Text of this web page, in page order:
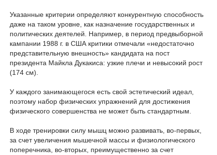
Указанные критерии определяют конкурентную способность
даже на таком уровне, как назначение государственных и
политических деятелей. Например, в период предвыборной
кампании 1988 г. в США критики отмечали «недостаточно
представительную внешность» кандидата на пост
президента Майкла Дукакиса: узкие плечи и невысокий рост
(174 см).
У каждого занимающегося есть свой эстетический идеал,
поэтому набор физических упражнений для достижения
физического совершенства не может быть стандартным.
В ходе тренировки силу мышц можно развивать, во-первых,
за счет увеличения мышечной массы и физиологического
поперечника, во-вторых, преимущественно за счет